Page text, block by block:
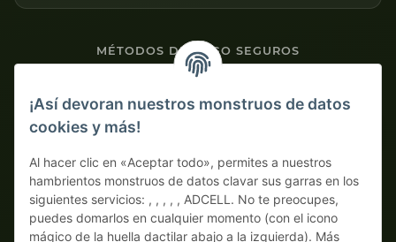
MÉTODOS DE PAGO SEGUROS
Pago por adelantado con descuento
¡Así devoran nuestros monstruos de datos
cookies y más!
Al hacer clic en «Aceptar todo», permites a nuestros
hambrientos monstruos de datos clavar sus garras en los
siguientes servicios: , , , , , ADCELL. No te preocupes,
puedes domarlos en cualquier momento (con el icono
mágico de la huella dactilar abajo a la izquierda). Más